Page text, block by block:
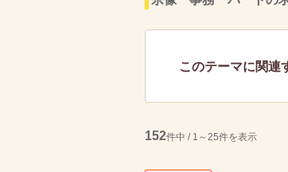
このテーマに関連
152件中 / 1～25件を表示